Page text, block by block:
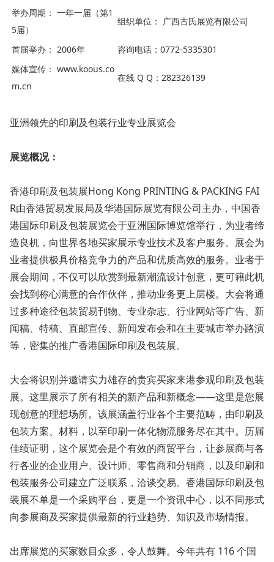
举办周期： 一年一届（第1
5届）
组织单位： 广西古氏展览有限公司
首届举办： 2006年
咨询电话：0772-5335301
媒体宣传： www.koous.co
m.cn
在线 Q Q：282326139
亚洲领先的印刷及包装行业专业展览会
展览概况：
香港印刷及包装展Hong Kong PRINTING & PACKING FAI
R由香港贸易发展局及华港国际展览有限公司主办，中国香
港国际印刷及包装展览会于亚洲国际博览馆举行，为业者缔
造良机，向世界各地买家展示专业技术及客户服务。展会为
业者提供极具价格竞争力的产品和优质高效的服务。业者于
展会期间，不仅可以欣赏到最新潮流设计创意，更可籍此机
会找到称心满意的合作伙伴，推动业务更上层楼。大会将通
过多种途径包装贸易刊物、专业杂志、行业网站等广告、新
闻稿、特稿、直邮宣传、新闻发布会和在主要城市举办路演
等，密集的推广香港国际印刷及包装展。
大会将识别并邀请实力雄存的贵宾买家来港参观印刷及包装
展。这里展示了所有相关的新产品和新概念——这里是您展
现创意的理想场所。该展涵盖行业各个主要范畴，由印刷及
包装方案、材料，以至印刷一体化物流服务尽在其中。历届
佳绩证明，这个展览会是个有效的商贸平台，让参展商与各
行各业的企业用户、设计师、零售商和分销商，以及印刷和
包装服务公司建立广泛联系，洽谈交易。香港国际印刷及包
装展不单是一个采购平台，更是一个资讯中心，以不同形式
向参展商及买家提供最新的行业趋势、知识及市场情报。
出席展览的买家数目众多，令人鼓舞。今年共有 116 个国